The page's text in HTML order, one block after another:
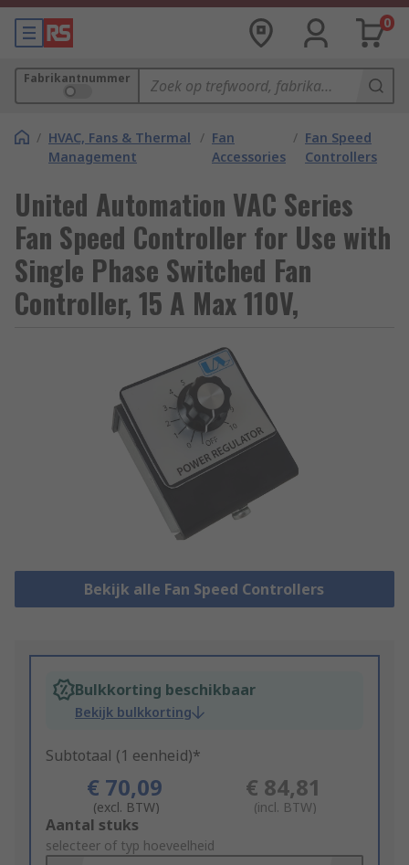
0
Fabrikantnummer
/ HVAC, Fans & Thermal
Management
/ Fan
Accessories
/ Fan Speed
Controllers
United Automation VAC Series
Fan Speed Controller for Use with
Single Phase Switched Fan
Controller, 15 A Max 110V,
Bekijk alle Fan Speed Controllers
Bulkkorting beschikbaar
Bekijk bulkkorting
Subtotaal (1 eenheid)*
€ 70,09
(excl. BTW)
€ 84,81
(incl. BTW)
Add
to
Aantal stuks
selecteer of typ hoeveelheid